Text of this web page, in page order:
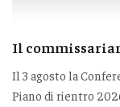
Il
Il 3 agosto la
Piano di rientro